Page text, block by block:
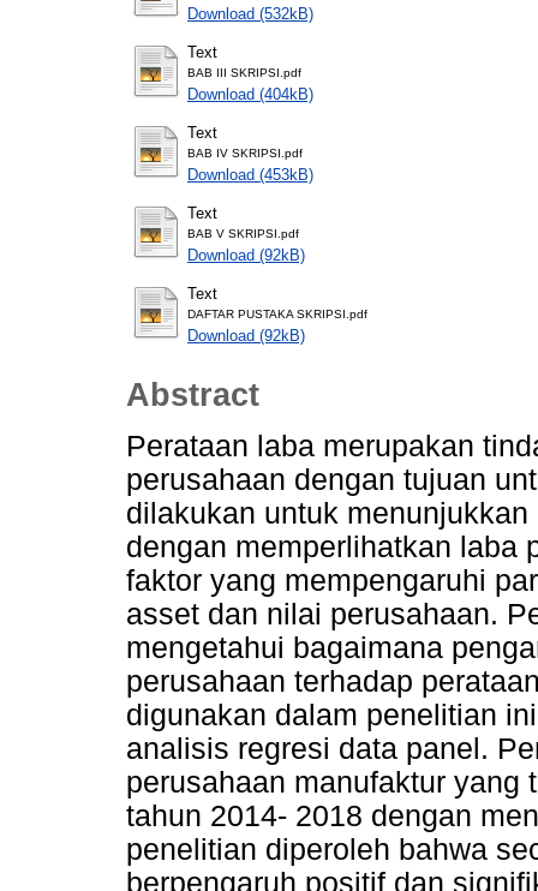
Download (532kB)
Text
BAB III SKRIPSI.pdf
Download (404kB)
Text
BAB IV SKRIPSI.pdf
Download (453kB)
Text
BAB V SKRIPSI.pdf
Download (92kB)
Text
DAFTAR PUSTAKA SKRIPSI.pdf
Download (92kB)
Abstract
Perataan laba merupakan
perusahaan dengan tujuan
dilakukan untuk
dengan memperlihatkan laba
faktor yang mempengaruhi
asset dan nilai perusahaan.
mengetahui bagaimana
perusahaan terhadap
digunakan dalam penelitian
analisis regresi data panel.
perusahaan manufaktur yang
tahun 2014- 2018 dengan
penelitian diperoleh bahwa
berpengaruh positif dan